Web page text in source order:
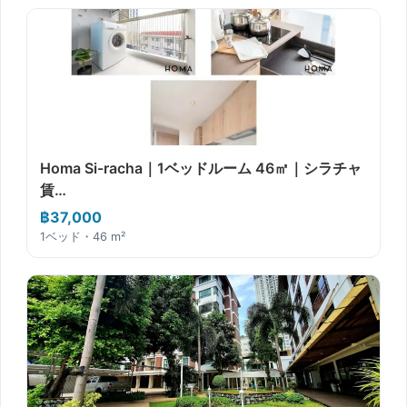
Homa Si-racha｜1ベッドルーム 46㎡｜シラチャ
賃…
฿37,000
1ベッド・46 m²